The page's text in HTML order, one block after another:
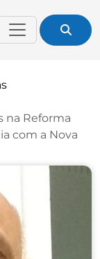
na Reforma
com a Nova